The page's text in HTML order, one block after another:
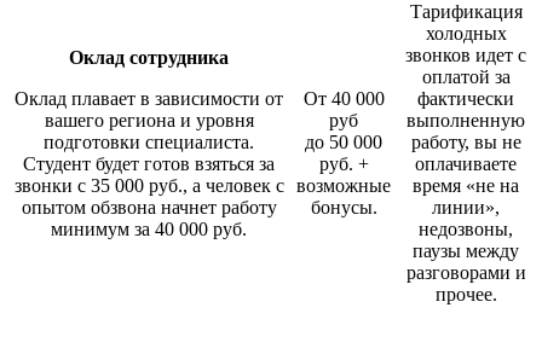
Оклад сотрудника
Оклад плавает в зависимости от
вашего региона и уровня
подготовки специалиста.
Студент будет готов взяться за
звонки с 35 000 руб., а человек с
опытом обзвона начнет работу
минимум за 40 000 руб.
От 40 000
руб
до 50 000
руб. +
возможные
бонусы.
Тарификация
холодных
звонков идет с
оплатой за
фактически
выполненную
работу, вы не
оплачиваете
время «не на
линии»,
недозвоны,
паузы между
разговорами и
прочее.